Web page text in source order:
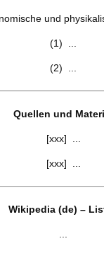
und
(1) ...
(2) ...
Quellen und
[xxx] ...
[xxx] ...
Wikipedia (de) –